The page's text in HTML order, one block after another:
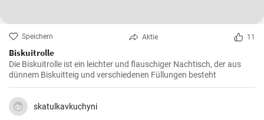
Speichern Aktie 11
Biskuitrolle
Die Biskuitrolle ist ein leichter und flauschiger Nachtisch, der aus
dünnem Biskuitteig und verschiedenen Füllungen besteht
skatulkavkuchyni